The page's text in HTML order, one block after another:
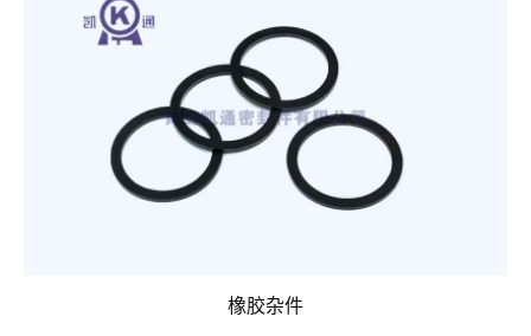
橡胶杂件